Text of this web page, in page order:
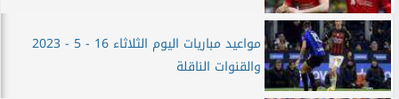
مواعيد مباريات اليوم الثلاثاء 16 - 5 - 2023
والقنوات الناقلة